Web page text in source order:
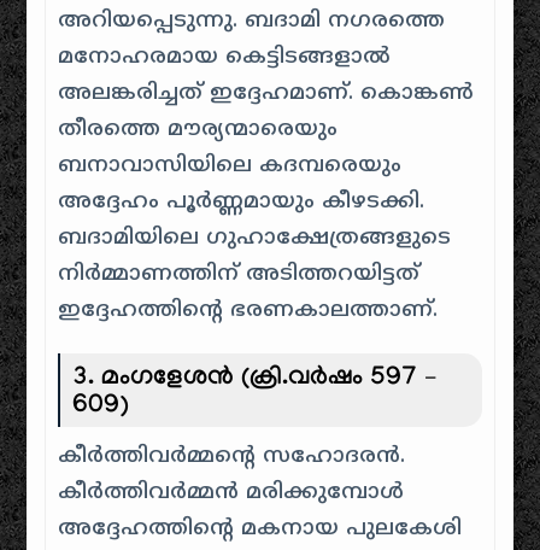
അറിയപ്പെടുന്നു. ബദാമി നഗരത്തെ
മനോഹരമായ കെട്ടിടങ്ങളാൽ
അലങ്കരിച്ചത് ഇദ്ദേഹമാണ്. കൊങ്കൺ
തീരത്തെ മൗര്യന്മാരെയും
ബനാവാസിയിലെ കദമ്പരെയും
അദ്ദേഹം പൂർണ്ണമായും കീഴടക്കി.
ബദാമിയിലെ ഗുഹാക്ഷേത്രങ്ങളുടെ
നിർമ്മാണത്തിന് അടിത്തറയിട്ടത്
ഇദ്ദേഹത്തിന്റെ ഭരണകാലത്താണ്.
3. മംഗളേശൻ (ക്രി.വർഷം 597 –
609)
കീർത്തിവർമ്മന്റെ സഹോദരൻ.
കീർത്തിവർമ്മൻ മരിക്കുമ്പോൾ
അദ്ദേഹത്തിന്റെ മകനായ പുലകേശി